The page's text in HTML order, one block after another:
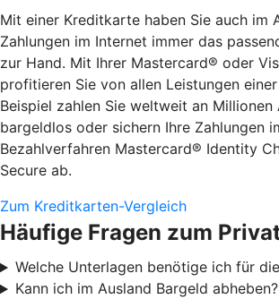
Mit einer Kreditkarte haben Sie auch im
Zahlungen im Internet immer das
zur Hand. Mit Ihrer Mastercard® oder
profitieren Sie von allen Leistungen
Beispiel zahlen Sie weltweit an
bargeldlos oder sichern Ihre Zahlungen
Bezahlverfahren Mastercard® Identity
Secure ab.
Zum Kreditkarten-Vergleich
Häufige Fragen zum
Welche Unterlagen benötige ich für
Kann ich im Ausland Bargeld abheben?